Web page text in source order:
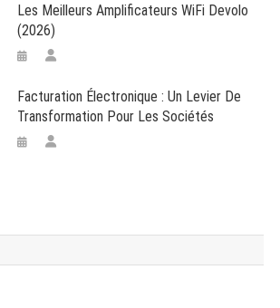
Les Meilleurs Amplificateurs WiFi Devolo
(2026)
Facturation Électronique : Un Levier De
Transformation Pour Les Sociétés